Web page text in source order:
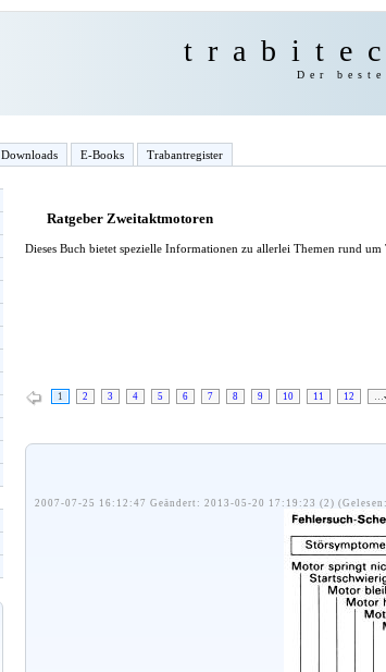
Der
Downloads E-Books Trabantregister
Ratgeber Zweitaktmotoren
Dieses Buch bietet spezielle Informationen zu allerlei Themen rund
1 2 3 4 5 6 7 8 9 10 11 12 …
2007-07-25 16:12:47 Geändert: 2013-05-20 17:19:23 (2)